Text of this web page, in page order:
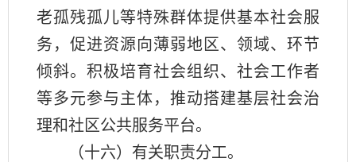
老孤残孤儿等特殊群体提供基本社会服
务，促进资源向薄弱地区、领域、环节
倾斜。积极培育社会组织、社会工作者
等多元参与主体，推动搭建基层社会治
理和社区公共服务平台。
（十六）有关职责分工。